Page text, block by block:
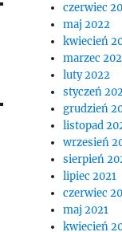
czerwiec
maj 2022
kwiecień
marzec
luty 2022
styczeń
grudzień
listopad
wrzesień
sierpień
lipiec 2021
czerwiec
maj 2021
kwiecień